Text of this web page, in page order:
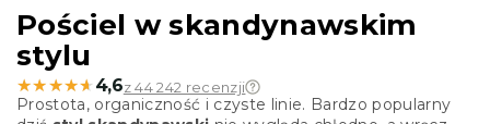
Pościel w skandynawskim
stylu
★★★★★
★★★★★ 4,6z 44 242 recenzji
Prostota, organiczność i czyste linie. Bardzo popularny